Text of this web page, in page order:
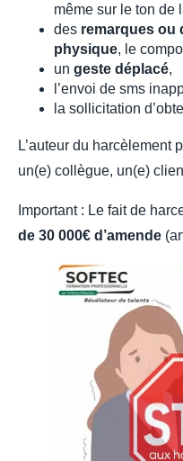
même sur le ton de
des remarques ou
physique, le
un geste déplacé,
l’envoi de sms
la sollicitation
L’auteur du harcèlement
un(e) collègue, un(e)
Important : Le fait de
de 30 000€ d’amende